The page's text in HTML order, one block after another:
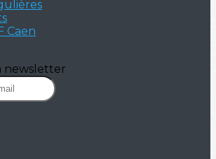
Caen
newsletter